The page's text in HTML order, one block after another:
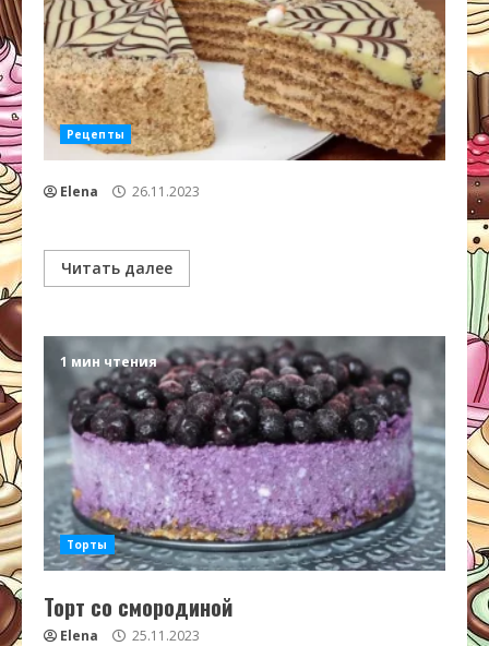
Рецепты
Elena 26.11.2023
Читать далее
1 мин чтения
Торты
Торт со смородиной
Elena 25.11.2023